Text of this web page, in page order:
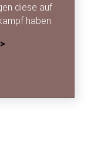
diese auf
haben.